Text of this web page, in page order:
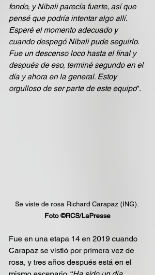
fondo, y Nibali parecía fuerte, así que
pensé que podría intentar algo allí.
Esperé el momento adecuado y
cuando despegó Nibali pude seguirlo.
Fue un descenso loco hasta el final y
después de eso, terminé segundo en el
día y ahora en la general. Estoy
orgulloso de ser parte de este equipo”.
Se viste de rosa Richard Carapaz (ING).
Foto ©RCS/LaPresse
Fue en una etapa 14 en 2019 cuando
Carapaz se vistió por primera vez de
rosa, y tres años después está en el